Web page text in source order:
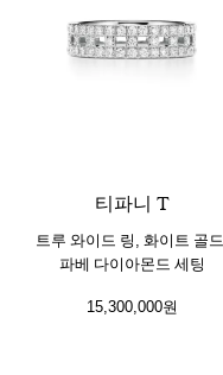
티파니 T
트루 와이드 링, 화이트 골드,
파베 다이아몬드 세팅
15,300,000원